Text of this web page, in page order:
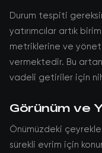
Durum tespiti
yatırımcılar artık
metriklerine ve
vermektedir. Bu
vadeli getiriler için
Görünüm ve
Önümüzdeki
sürekli evrim için